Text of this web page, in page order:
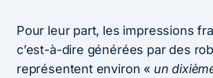
Pour leur part, les impressions
c’est-à-dire générées par des
représentent environ « un